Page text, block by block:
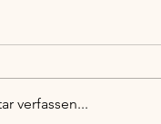
verfassen...